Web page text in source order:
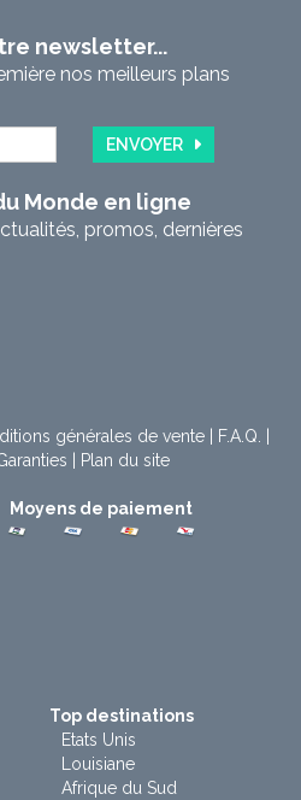
newsletter...
nos meilleurs plans
ENVOYER
Monde en ligne
promos, dernières
générales de vente| F.A.Q.
Plan du site
Moyens de paiement
Top destinations
Etats Unis
Louisiane
Afrique du Sud